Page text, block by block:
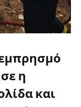
η
και